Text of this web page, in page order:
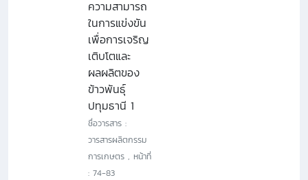
ความสามารถ
ในการแข่งขัน
เพื่อการเจริญ
เติบโตและ
ผลผลิตของ
ข้าวพันธุ์
ปทุมธานี 1
ชื่อวารสาร :
วารสารผลิตกรรม
การเกษตร , หน้าที่
: 74-83